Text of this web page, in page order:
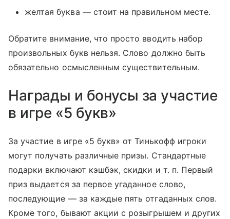
желтая буква — стоит на правильном месте.
Обратите внимание, что просто вводить набор
произвольных букв нельзя. Слово должно быть
обязательно осмысленным существительным.
Награды и бонусы за участие
в игре «5 букв»
За участие в игре «5 букв» от Тинькофф игроки
могут получать различные призы. Стандартные
подарки включают кэшбэк, скидки и т. п. Первый
приз выдается за первое угаданное слово,
последующие — за каждые пять отгаданных слов.
Кроме того, бывают акции с розыгрышем и других